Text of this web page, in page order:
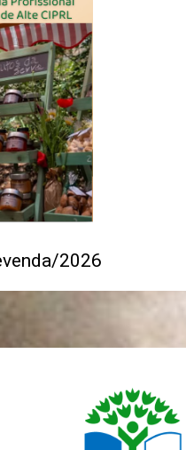
2026